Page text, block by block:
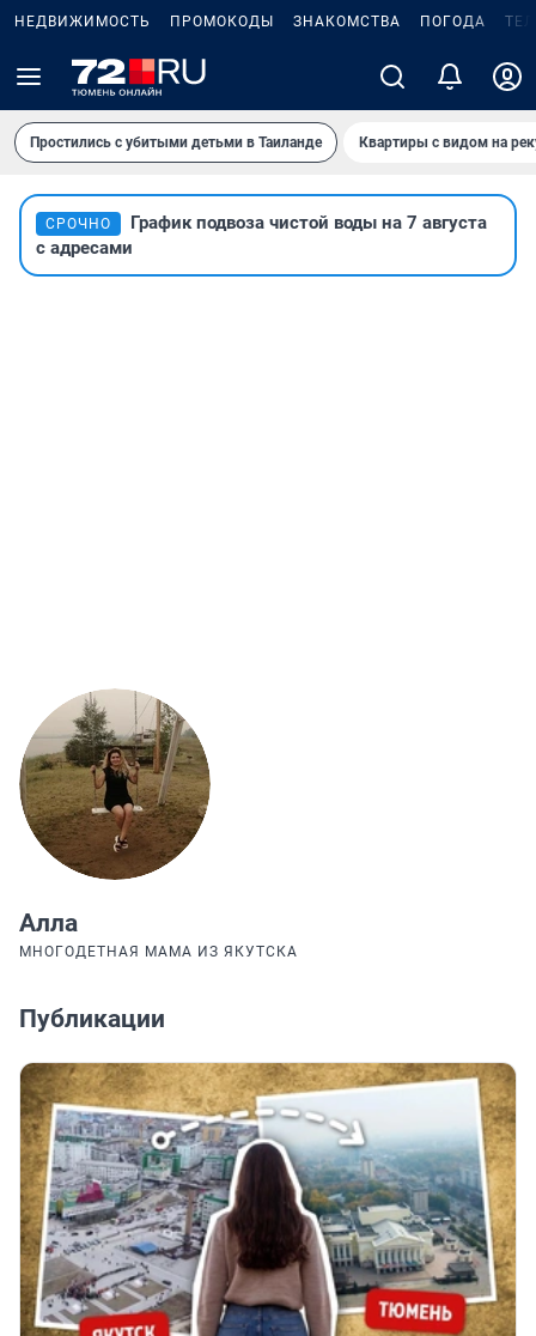
НЕДВИЖИМОСТЬ ПРОМОКОДЫ ЗНАКОМСТВА ПОГОДА
Простились с убитыми детьми в Таиланде Квартиры с видом на
СРОЧНО
График подвоза чистой воды на 7 августа
с адресами
Алла
МНОГОДЕТНАЯ МАМА ИЗ ЯКУТСКА
Публикации